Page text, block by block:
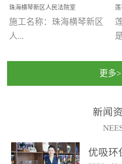
珠海横琴新区人民法院室
内除甲醛空气治理项目
施工名称：珠海横琴新区
人...
民法院室内除甲醛空气治
保施工日期：2020年1月珠
更多
新闻
优吸环